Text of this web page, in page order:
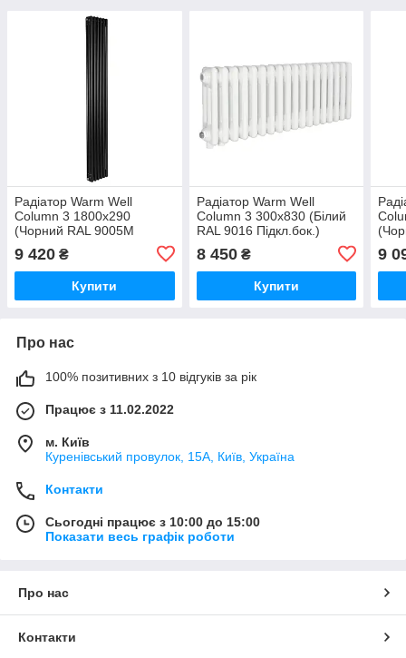
Радіатор Warm Well
Column 3 1800x290
(Чорний RAL 9005M
9 420 ₴
Купити
Радіатор Warm Well
Column 3 300x830 (Білий
RAL 9016 Підкл.бок.)
8 450₴
Купити
9
Про нас
100% позитивних з 10 відгуків за рік
Працює з 11.02.2022
м. Київ
Куренівський провулок, 15А, Київ, Україна
Контакти
Сьогодні працює з 10:00 до 15:00
Показати весь графік роботи
Про нас
Контакти